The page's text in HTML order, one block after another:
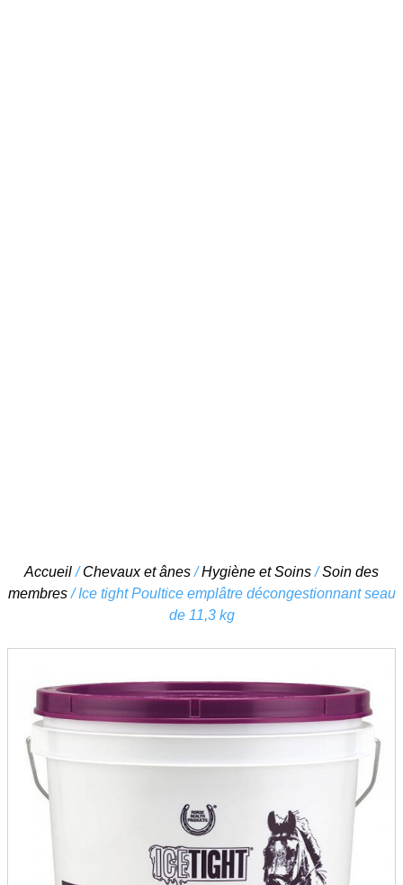
content
Accueil/Chevaux et ânes/Hygiène et Soins/Soin des
membres/ Ice tight Poultice emplâtre décongestionnant seau
de 11,3 kg